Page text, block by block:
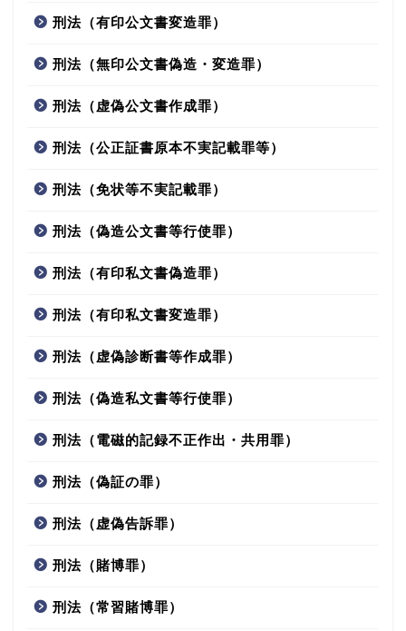
刑法（有印公文書変造罪）
刑法（無印公文書偽造・変造罪）
刑法（虚偽公文書作成罪）
刑法（公正証書原本不実記載罪等）
刑法（免状等不実記載罪）
刑法（偽造公文書等行使罪）
刑法（有印私文書偽造罪）
刑法（有印私文書変造罪）
刑法（虚偽診断書等作成罪）
刑法（偽造私文書等行使罪）
刑法（電磁的記録不正作出・共用罪）
刑法（偽証の罪）
刑法（虚偽告訴罪）
刑法（賭博罪）
刑法（常習賭博罪）